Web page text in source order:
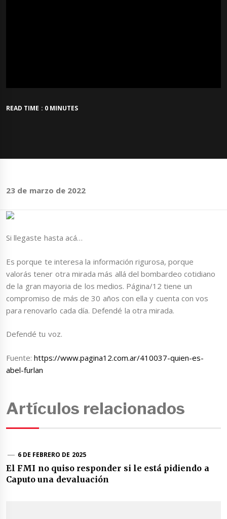
READ TIME : 0 MINUTES
23 de marzo de 2022
Si llegaste hasta acá…
Es porque te interesa la información rigurosa, porque
valorás tener otra mirada más allá del bombardeo cotidiano
de la gran mayoria de los medios. Página/12 tiene un
compromiso de más de 30 años con ella y cuenta con vos
para renovarlo cada día. Defendé la otra mirada.
Defendé tu voz.
Fuente:https://www.pagina12.com.ar/410037-quien-es-
abel-furlan
Artículos relacionados
6 DE FEBRERO DE 2025
El FMI no quiso responder si le está pidiendo a
Caputo una devaluación